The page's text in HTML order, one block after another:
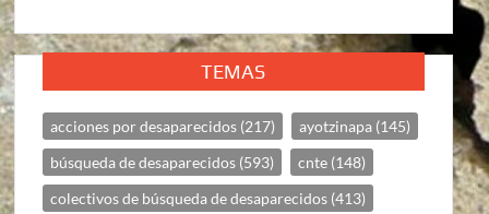
TEMAS
acciones por desaparecidos (217) ayotzinapa (145)
búsqueda de desaparecidos (593) cnte (148)
colectivos de búsqueda de desaparecidos (413)